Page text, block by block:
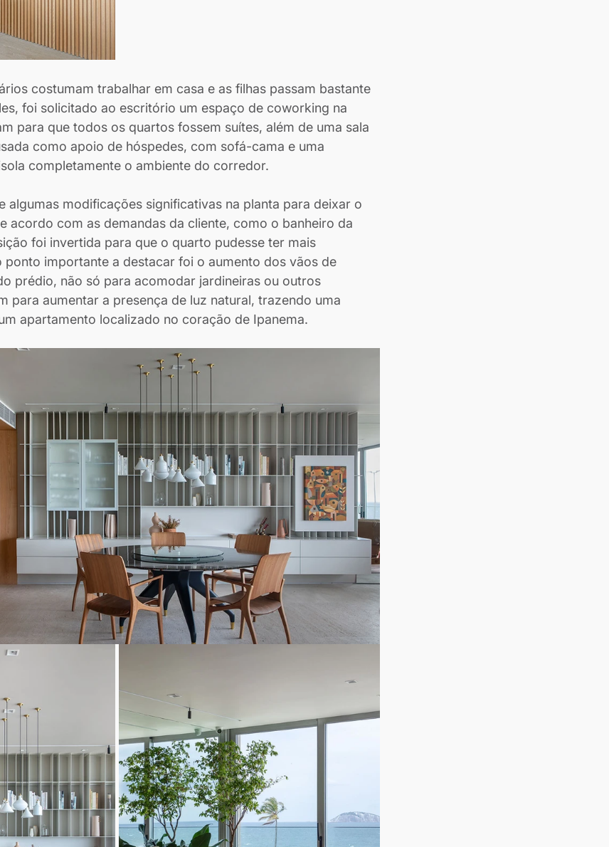
costumam trabalhar em casa e as filhas passam bastante
foi solicitado ao escritório um espaço de coworking na
para que todos os quartos fossem suítes, além de uma sala
como apoio de hóspedes, com sofá-cama e uma
completamente o ambiente do corredor.
algumas modificações significativas na planta para deixar o
acordo com as demandas da cliente, como o banheiro da
foi invertida para que o quarto pudesse ter mais
ponto importante a destacar foi o aumento dos vãos de
prédio, não só para acomodar jardineiras ou outros
para aumentar a presença de luz natural, trazendo uma
apartamento localizado no coração de Ipanema.